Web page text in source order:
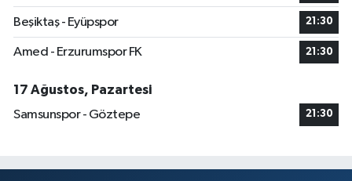
Beşiktaş - Eyüpspor 21:30
Amed - Erzurumspor FK 21:30
17 Ağustos, Pazartesi
Samsunspor - Göztepe
21:30